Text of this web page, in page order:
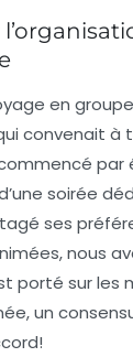
en groupe
convenait à
par
soirée
ses
nous
porté sur les
un